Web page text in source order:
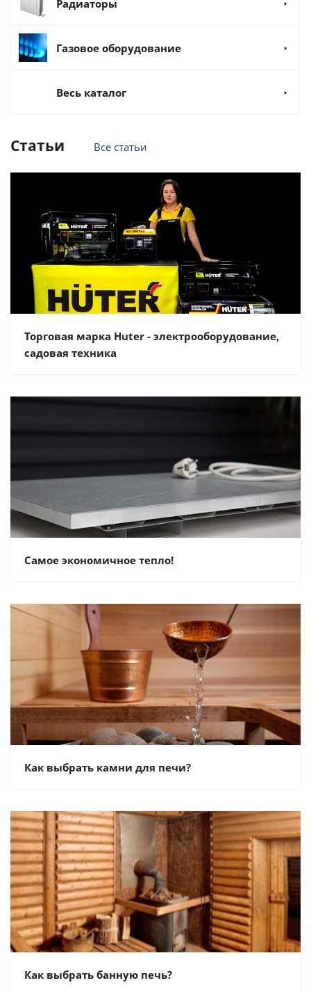
Радиаторы
Газовое оборудование
Весь каталог
Статьи Все статьи
Торговая марка Huter - электрооборудование,
садовая техника
Самое экономичное тепло!
Как выбрать камни для печи?
Как выбрать банную печь?